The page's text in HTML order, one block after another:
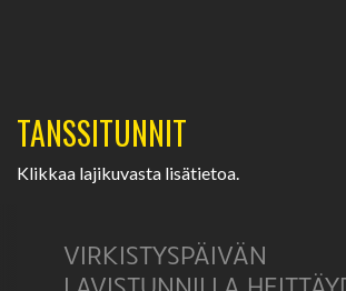
TANSSITUNNIT
Klikkaa lajikuvasta lisätietoa.
VIRKISTYSPÄIVÄN
LAVISTUNNILLA